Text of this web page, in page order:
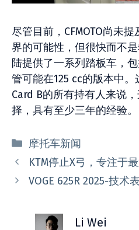
尽管目前，CFMOTO尚未
界的可能性，但很快而不
陆提供了一系列踏板车，
管可能在125 cc的版本中。
Card B的所有持有人来说
择，具有至少三年的经验。
分
类
摩托车新闻
KTM停止X弓，专注于
VOGE 625R 2025-技术
Li Wei